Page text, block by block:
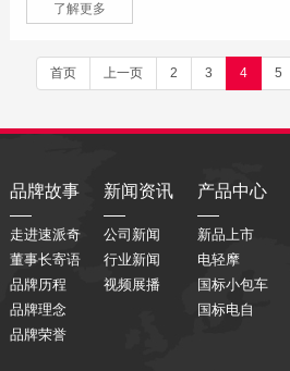
了解更多
首页 上一页 2 3 4 5
品牌故事
走进速派奇
董事长寄语
品牌历程
品牌理念
品牌荣誉
新闻资讯
公司新闻
行业新闻
视频展播
产品中心
新品上市
电轻摩
国标小包车
国标电自